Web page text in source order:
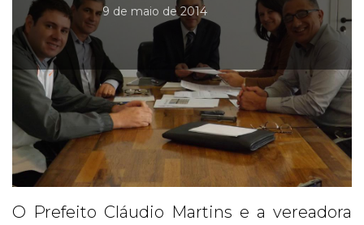
9 de maio de 2014
O Prefeito Cláudio Martins e a vereadora